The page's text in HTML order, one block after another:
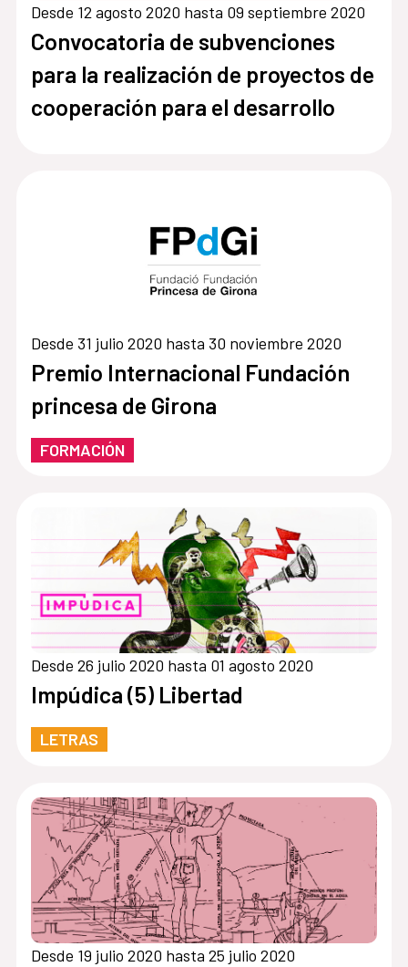
Desde 12 agosto 2020 hasta 09 septiembre 2020
Convocatoria de subvenciones
para la realización de proyectos de
cooperación para el desarrollo
Desde 31 julio 2020 hasta 30 noviembre 2020
Premio Internacional Fundación
princesa de Girona
FORMACIÓN
Desde 26 julio 2020 hasta 01 agosto 2020
Impúdica (5) Libertad
LETRAS
Desde 19 julio 2020 hasta 25 julio 2020